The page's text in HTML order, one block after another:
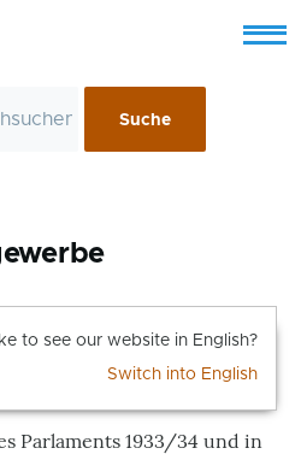
Menu
der Wiener
Parlaments 1933/34 und in
to see our website in English?
Switch into English